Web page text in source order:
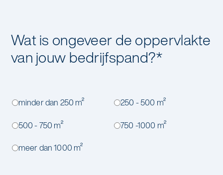
Wat is ongeveer de oppervlakte
van jouw bedrijfspand?*
minder dan 250 m²
250 - 500 m²
500 - 750 m²
750 -1000 m²
meer dan 1000 m²